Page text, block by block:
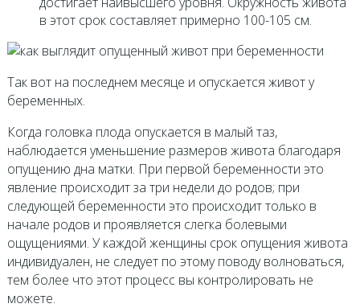
в этот срок составляет примерно 100-105 см.
Так вот на последнем месяце и опускается живот у
беременных.
Когда головка плода опускается в малый таз,
наблюдается уменьшение размеров живота благодаря
опущению дна матки. При первой беременности это
явление происходит за три недели до родов; при
следующей беременности это происходит только в
начале родов и проявляется слегка болевыми
ощущениями. У каждой женщины срок опущения живота
индивидуален, не следует по этому поводу волноваться,
тем более что этот процесс вы контролировать не
можете.